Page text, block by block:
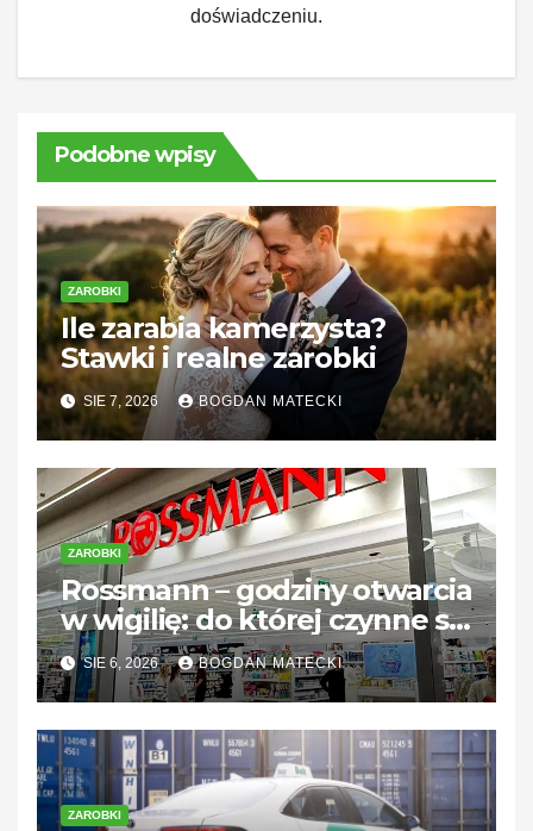
doświadczeniu.
Podobne wpisy
ZAROBKI
Ile zarabia kamerzysta?
Stawki i realne zarobki
SIE 7, 2026 BOGDAN MATECKI
ZAROBKI
Rossmann – godziny otwarcia
w wigilię: do której czynne są
sklepy?
SIE 6, 2026 BOGDAN MATECKI
ZAROBKI